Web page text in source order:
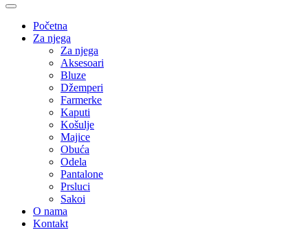
Početna
Za njega
Za njega
Aksesoari
Bluze
Džemperi
Farmerke
Kaputi
Košulje
Majice
Obuća
Odela
Pantalone
Prsluci
Sakoi
O nama
Kontakt